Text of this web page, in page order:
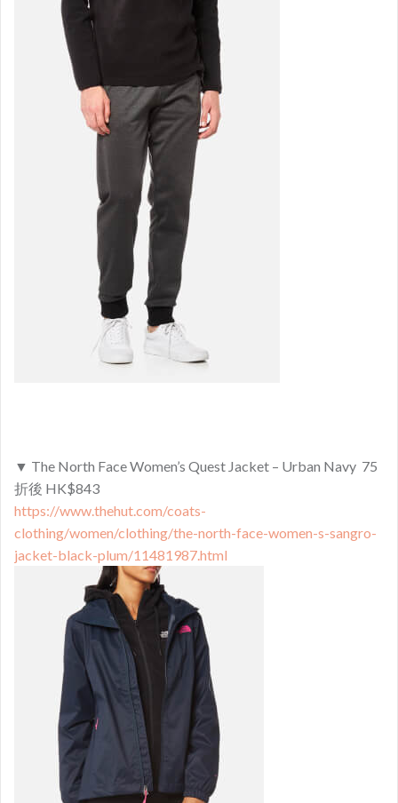
▼ The North Face Women’s Quest Jacket – Urban Navy 75
折後 HK$843
https://www.thehut.com/coats-
clothing/women/clothing/the-north-face-women-s-sangro-
jacket-black-plum/11481987.html